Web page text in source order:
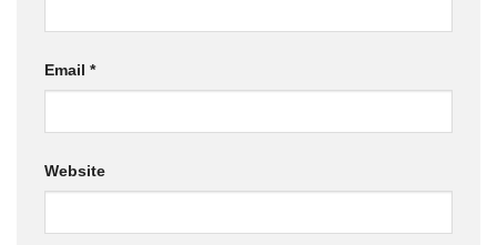
Email *
Website